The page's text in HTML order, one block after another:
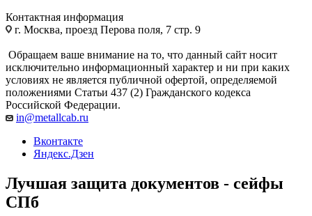
Контактная информация
г. Москва, проезд Перова поля, 7 стр. 9
Обращаем ваше внимание на то, что данный сайт носит
исключительно информационный характер и ни при каких
условиях не является публичной офертой, определяемой
положениями Статьи 437 (2) Гражданского кодекса
Российской Федерации.
in@metallcab.ru
Вконтакте
Яндекс.Дзен
Лучшая защита документов - сейфы
СПб